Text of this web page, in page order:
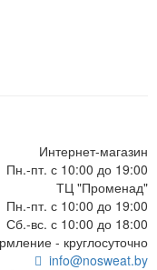
Интернет-магазин
Пн.-пт. с 10:00 до 19:00
ТЦ "Променад"
Пн.-пт. с 10:00 до 19:00
Сб.-вс. с 10:00 до 18:00
- круглосуточно
info@nosweat.by